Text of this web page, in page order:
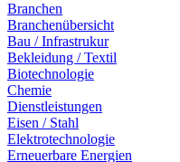
Branchen
Branchenübersicht
Bau / Infrastrukur
Bekleidung / Textil
Biotechnologie
Chemie
Dienstleistungen
Eisen / Stahl
Elektrotechnologie
Erneuerbare Energien